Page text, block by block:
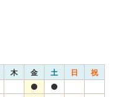
木 金 土 日 祝